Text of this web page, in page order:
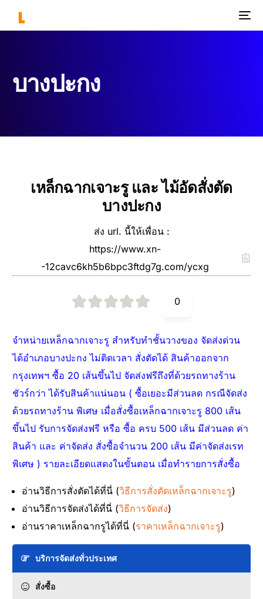
บางปะกง
เหล็กฉากเจาะรู และ ไม้อัดสั่งตัด
บางปะกง
ส่ง url. นี้ให้เพื่อน :
https://www.xn-
-12cavc6kh5b6bpc3ftdg7g.com/ycxg
0
จำหน่ายเหล็กฉากเจาะรู สำหรับทำชั้นวางของ จัดส่งด่วน
ได้อำเภอบางปะกง ไม่ติดเวลา สั่งตัดได้ สินค้าออกจาก
กรุงเทพฯ ซื้อ 20 เส้นขึ้นไป จัดส่งฟรีถึงที่ด้วยรถทางร้าน
ชัวร์กว่า ได้รับสินค้าแน่นอน ( ซื้อเยอะมีส่วนลด กรณีจัดส่ง
ด้วยรถทางร้าน พิเศษ เมื่อสั่งซื้อเหล็กฉากเจาะรู 800 เส้น
ขึ้นไป รับการจัดส่งฟรี หรือ ซื้อ ครบ 500 เส้น มีส่วนลด ค่า
สินค้า และ ค่าจัดส่ง สั่งซื้อจำนวน 200 เส้น มีค่าจัดส่งเรท
พิเศษ ) รายละเอียดแสดงในขั้นตอน เมื่อทำรายการสั่งซื้อ
อ่านวิธีการสั่งตัดได้ที่นี่ (วิธีการสั่งตัดเหล็กฉากเจาะรู)
อ่านวิธีการจัดส่งได้ที่นี่ (วิธีการจัดส่ง)
อ่านราคาเหล็กฉากรูได้ที่นี่ (ราคาเหล็กฉากเจาะรู)
บริการจัดส่งทั่วประเทศ
สั่งซื้อ